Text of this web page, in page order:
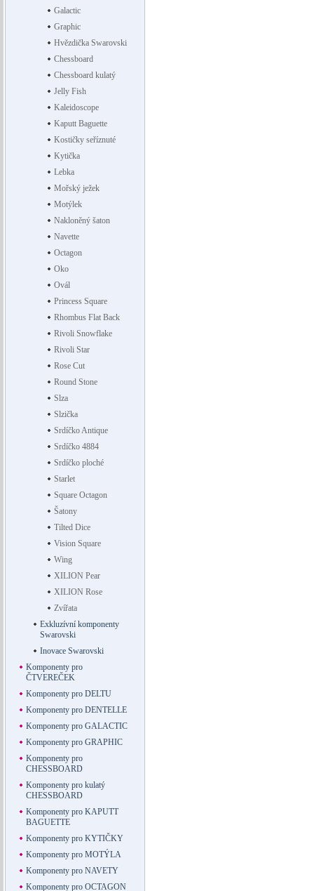
Galactic
Graphic
Hvězdička Swarovski
Chessboard
Chessboard kulatý
Jelly Fish
Kaleidoscope
Kaputt Baguette
Kostičky seříznuté
Kytička
Lebka
Mořský ježek
Motýlek
Nakloněný šaton
Navette
Octagon
Oko
Ovál
Princess Square
Rhombus Flat Back
Rivoli Snowflake
Rivoli Star
Rose Cut
Round Stone
Slza
Slzička
Srdíčko Antique
Srdíčko 4884
Srdíčko ploché
Starlet
Square Octagon
Šatony
Tilted Dice
Vision Square
Wing
XILION Pear
XILION Rose
Zvířata
Exkluzívní komponenty
Swarovski
Inovace Swarovski
Komponenty pro
ČTVEREČEK
Komponenty pro DELTU
Komponenty pro DENTELLE
Komponenty pro GALACTIC
Komponenty pro GRAPHIC
Komponenty pro
CHESSBOARD
Komponenty pro kulatý
CHESSBOARD
Komponenty pro KAPUTT
BAGUETTE
Komponenty pro KYTIČKY
Komponenty pro MOTÝLA
Komponenty pro NAVETY
Komponenty pro OCTAGON